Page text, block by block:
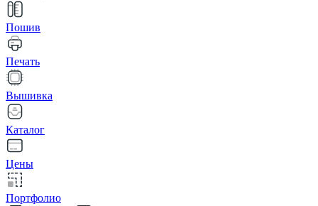
Пошив
Печать
Вышивка
Каталог
Цены
Портфолио